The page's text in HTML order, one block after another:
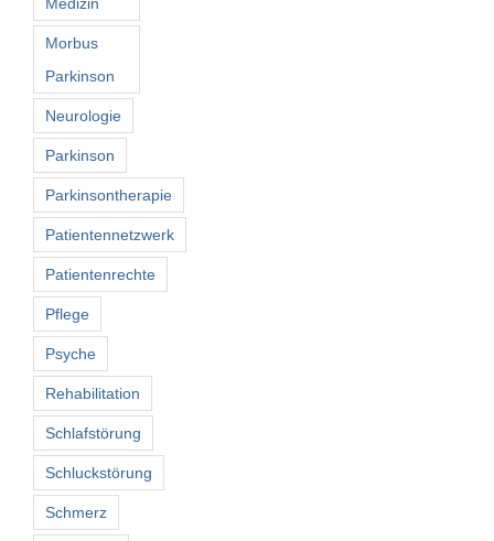
Morbus
Parkinson
Neurologie
Parkinson
Parkinsontherapie
Patientennetzwerk
Patientenrechte
Pflege
Psyche
Rehabilitation
Schlafstörung
Schluckstörung
Schmerz